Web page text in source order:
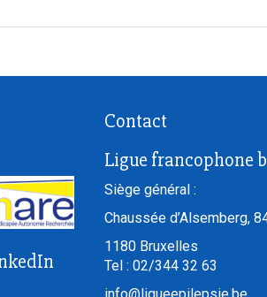
Contact
Ligue francophone
Siège général :
Chaussée d’Alsemberg,
1180 Bruxelles
Tel : 02/344 32 63